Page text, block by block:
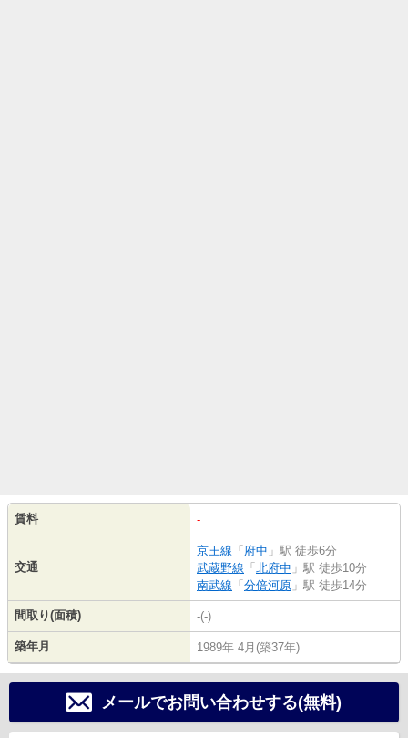
賃料 -
交通
京王線 「 府中 」駅 徒歩6分
武蔵野線 「 北府中 」駅 徒歩10分
南武線 「 分倍河原 」駅 徒歩14分
間取り(面積) -(-)
築年月 1989年 4月(築37年)
メールでお問い合わせする(無料)